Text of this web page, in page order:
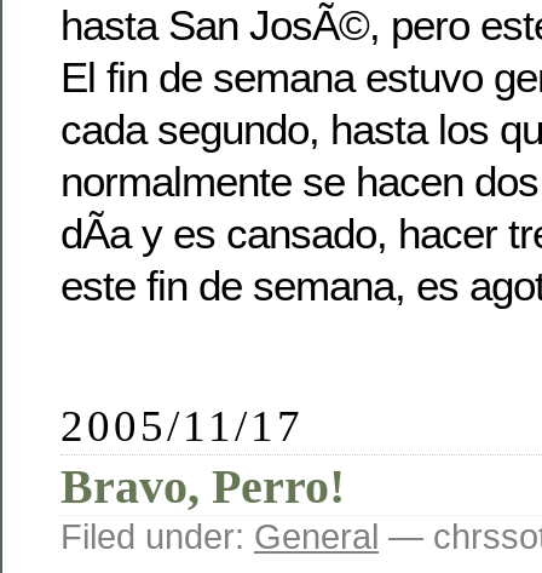
hasta San JosÃ©, pero
El fin de semana estuvo
cada segundo, hasta los
normalmente se hacen
dÃ­a y es cansado, hacer
este fin de semana, es
2005/11/17
Bravo, Perro!
Filed under: General —